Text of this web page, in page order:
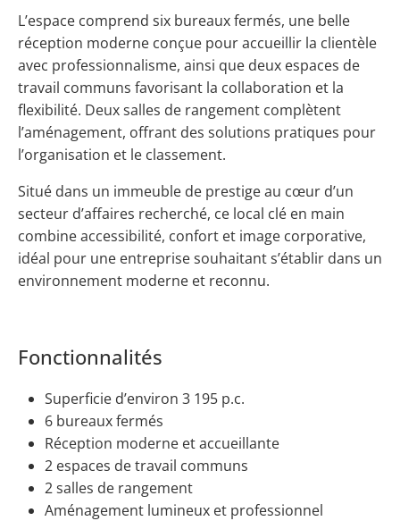
L’espace comprend six bureaux fermés, une belle
réception moderne conçue pour accueillir la clientèle
avec professionnalisme, ainsi que deux espaces de
travail communs favorisant la collaboration et la
flexibilité. Deux salles de rangement complètent
l’aménagement, offrant des solutions pratiques pour
l’organisation et le classement.
Situé dans un immeuble de prestige au cœur d’un
secteur d’affaires recherché, ce local clé en main
combine accessibilité, confort et image corporative,
idéal pour une entreprise souhaitant s’établir dans un
environnement moderne et reconnu.
Fonctionnalités
Superficie d’environ 3 195 p.c.
6 bureaux fermés
Réception moderne et accueillante
2 espaces de travail communs
2 salles de rangement
Aménagement lumineux et professionnel